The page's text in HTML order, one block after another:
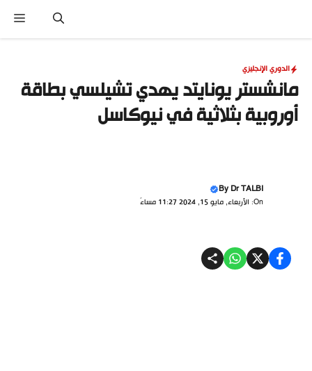
المحتوى
الدوري الإنجليزي
مانشستر يونايتد يهدي تشيلسي بطاقة
أوروبية بثلاثية في نيوكاسل
ByDr TALBI
On: الأربعاء, مايو 15, 2024 11:27 مساءً